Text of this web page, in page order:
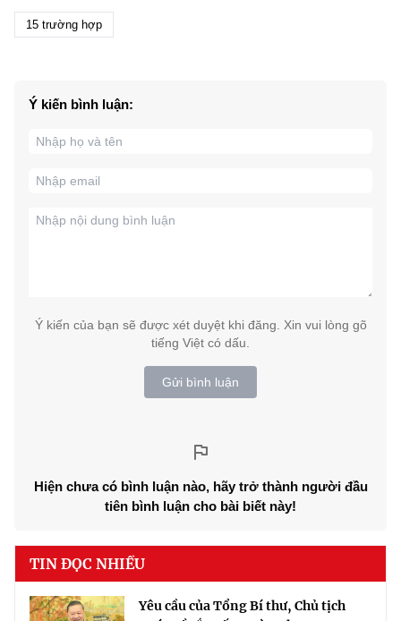
15 trường hợp
Ý kiến bình luận:
Ý kiến của bạn sẽ được xét duyệt khi đăng. Xin vui lòng gõ
tiếng Việt có dấu.
Gửi bình luận
Hiện chưa có bình luận nào, hãy trở thành người đầu
tiên bình luận cho bài biết này!
TIN ĐỌC NHIỀU
Yêu cầu của Tổng Bí thư, Chủ tịch